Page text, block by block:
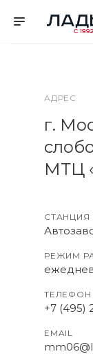
АДРЕС
г.
МТЦ
СТАНЦИЯ
РЕЖИМ
ТЕЛЕФОН
+7 (495)
EMAIL